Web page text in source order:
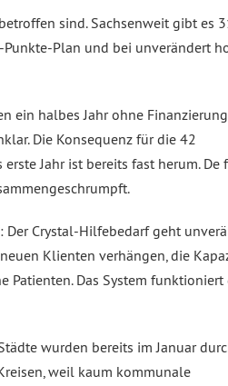
sind. Sachsenweit gibt es
Plan und bei unverändert
ein halbes Jahr ohne
Die Konsequenz für die 42
Jahr ist bereits fast herum. De
Crystal-Hilfebedarf geht
Klienten verhängen, die
Das System
wurden bereits im Januar
weil kaum kommunale